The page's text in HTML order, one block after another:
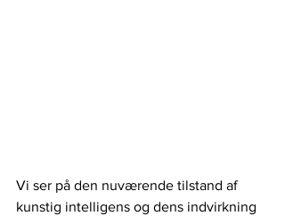
Vi ser på den nuværende tilstand af
kunstig intelligens og dens indvirkning